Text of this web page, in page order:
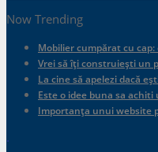
Now Trending
Mobilier cumpărat cu
Vrei să îți construiești un
La cine să apelezi dacă
Este o idee buna sa
Importanța unui website
.